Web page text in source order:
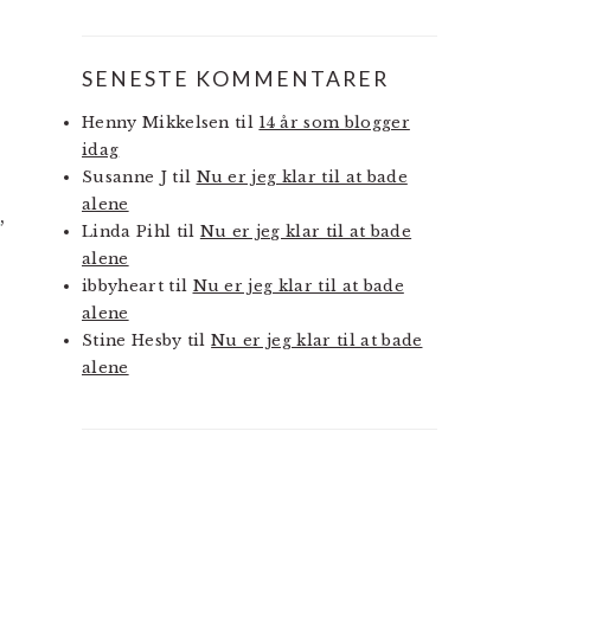
,
SENESTE KOMMENTARER
Henny Mikkelsen til 14 år som blogger
idag
Susanne Jtil Nu er jeg klar til at bade
alene
Linda Pihl til Nu er jeg klar til at bade
alene
ibbyhearttil Nu er jeg klar til at bade
alene
Stine Hesby tilNu er jeg klar til at bade
alene